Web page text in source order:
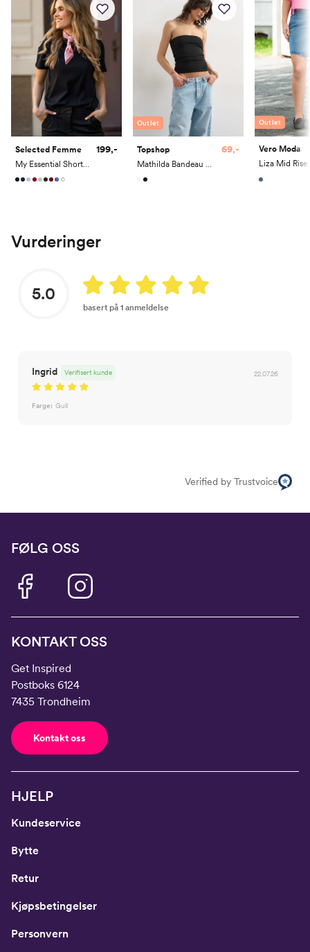
Selected Femme
My Essential Short Sleeve O-Neck Tee
199,-
Outlet
Topshop
Mathilda Bandeau Top
69,-
Outlet
Vero Moda
Vurderinger
5.0
basert på 1 anmeldelse
Ingrid 22.07.26
Verifisert kunde
Farge: Gull
Verified by Trustvoice
FØLG OSS
KONTAKT OSS
Get Inspired
Postboks 6124
7435 Trondheim
Kontakt oss
HJELP
Kundeservice
Bytte
Retur
Kjøpsbetingelser
Personvern